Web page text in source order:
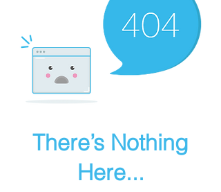
There’s Nothing
Here...